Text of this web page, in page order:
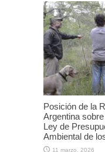
Posición de la
Argentina
Ley de
Ambiental de
11 marzo, 2026